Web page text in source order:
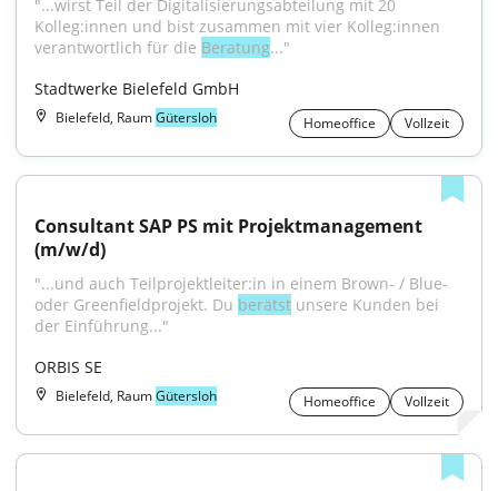
"...wirst Teil der Digitalisierungsabteilung mit 20
Kolleg:innen und bist zusammen mit vier Kolleg:innen
verantwortlich für die Beratung..."
Stadtwerke Bielefeld GmbH
Bielefeld, RaumGütersloh Homeoffice Vollzeit
Consultant SAP PS mit Projektmanagement
(m/w/d)
"...und auch Teilprojektleiter:in in einem Brown- / Blue-
oder Greenfieldprojekt. Du berätst unsere Kunden bei
der Einführung..."
ORBIS SE
Bielefeld, RaumGütersloh Homeoffice Vollzeit